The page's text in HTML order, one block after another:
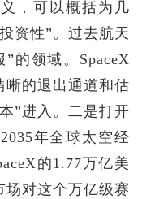
，可以概括为几
资性”。过去航天
的领域。SpaceX
晰的退出通道和估
”进入。二是打开
年全球太空经
的1.77万亿美
场对这个万亿级赛